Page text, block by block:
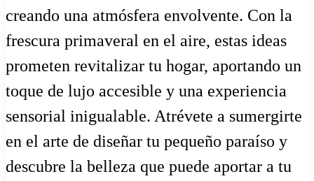
creando una atmósfera envolvente. Con la
frescura primaveral en el aire, estas ideas
prometen revitalizar tu hogar, aportando un
toque de lujo accesible y una experiencia
sensorial inigualable. Atrévete a sumergirte
en el arte de diseñar tu pequeño paraíso y
descubre la belleza que puede aportar a tu